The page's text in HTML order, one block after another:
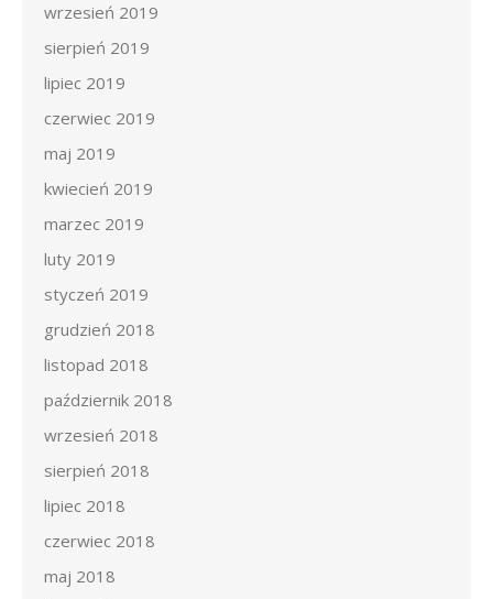
wrzesień 2019
sierpień 2019
lipiec 2019
czerwiec 2019
maj 2019
kwiecień 2019
marzec 2019
luty 2019
styczeń 2019
grudzień 2018
listopad 2018
październik 2018
wrzesień 2018
sierpień 2018
lipiec 2018
czerwiec 2018
maj 2018